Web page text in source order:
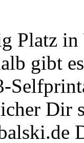
Platz in
gibt
Dir